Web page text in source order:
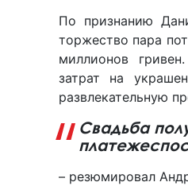
По признанию
торжество пара
миллионов
затрат на
развлекательную
Свадьба
– резюмировал